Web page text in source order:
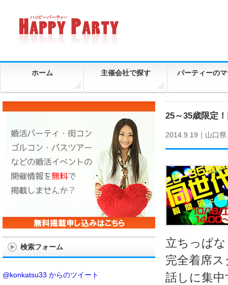
ホーム 主催会社で探す パーティーの
25～35歳限定
2014.9.19｜ 山口県
立ちっぱ
完全着席
話しに集
検索フォーム
@konkatsu33 からのツイート